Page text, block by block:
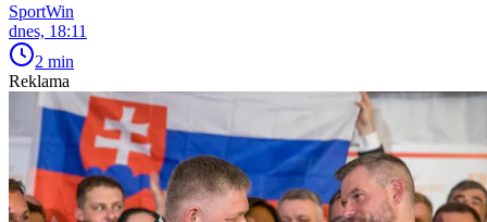
SportWin
dnes, 18:11
2 min
Reklama